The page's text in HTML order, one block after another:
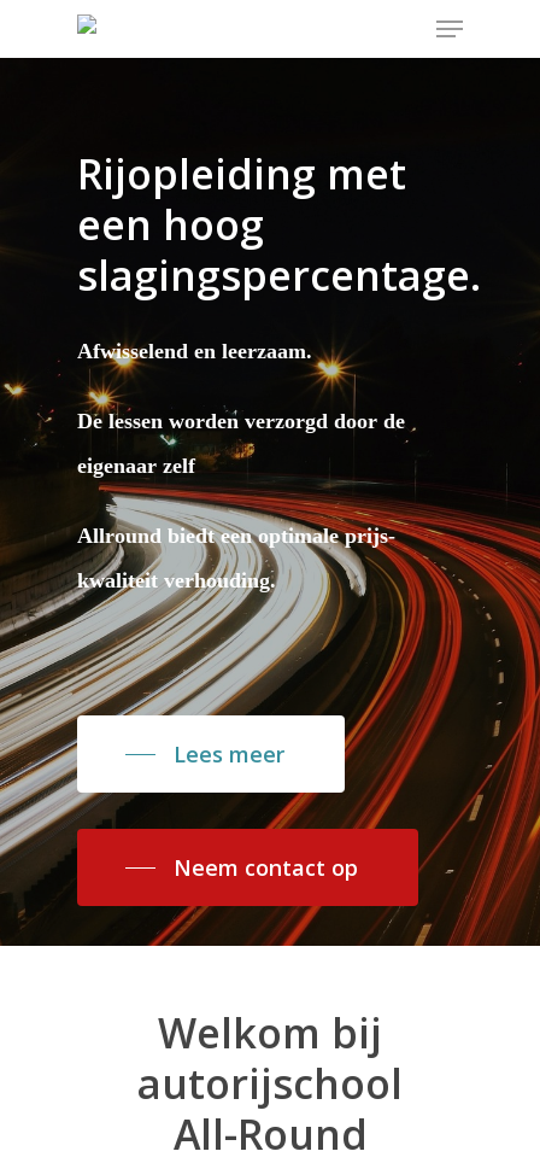
Rijopleiding met
een hoog
slagingspercentage.
Afwisselend en leerzaam.
De lessen worden verzorgd door de
eigenaar zelf
Allround biedt een optimale prijs-
kwaliteit verhouding.
Lees meer
Neem contact op
Welkom bij
autorijschool
All-Round